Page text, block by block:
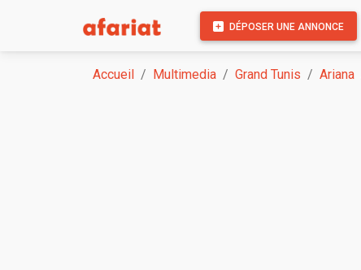
DÉPOSER UNE ANNONCE
Accueil Multimedia Grand Tunis Ariana